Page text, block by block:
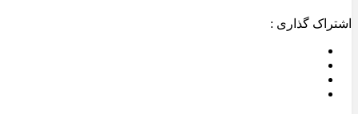
اشتراک گذاری :